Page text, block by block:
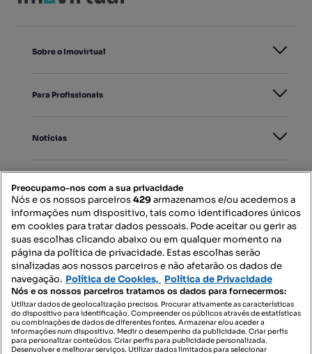
Sobre o Imovirtual
Para Profissionais
Notícias
Mapa do Site
Contacte-nos
SIGA-NOS:
Preocupamo-nos com a sua privacidade
Nós e os nossos parceiros429armazenamos e/ou acedemos a
informações num dispositivo, tais como identificadores únicos
em cookies para tratar dados pessoais. Pode aceitar ou gerir as
suas escolhas clicando abaixo ou em qualquer momento na
página da política de privacidade. Estas escolhas serão
sinalizadas aos nossos parceiros e não afetarão os dados de
navegação. Política de Cookies, Política de Privacidade
Nós e os nossos parceiros tratamos os dados para fornecermos:
Utilizar dados de geolocalização precisos. Procurar ativamente as características
do dispositivo para identificação. Compreender os públicos através de estatísticas
ou combinações de dados de diferentes fontes. Armazenar e/ou aceder a
informações num dispositivo. Medir o desempenho da publicidade. Criar perfis
para personalizar conteúdos. Criar perfis para publicidade personalizada.
Desenvolver e melhorar serviços. Utilizar dados limitados para selecionar